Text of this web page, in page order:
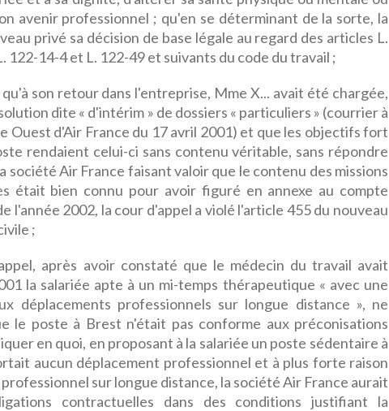
avenir professionnel ; qu'en se déterminant de la sorte, la
privé sa décision de base légale au regard des articles L.
122-14-4 et L. 122-49 et suivants du code du travail ;
son retour dans l'entreprise, Mme X... avait été chargée,
dite « d'intérim » de dossiers « particuliers » (courrier à
Ouest d'Air France du 17 avril 2001) et que les objectifs fort
rendaient celui-ci sans contenu véritable, sans répondre
société Air France faisant valoir que le contenu des missions
était bien connu pour avoir figuré en annexe au compte
l'année 2002, la cour d'appel a violé l'article 455 du nouveau
;
après avoir constaté que le médecin du travail avait
la salariée apte à un mi-temps thérapeutique « avec une
déplacements professionnels sur longue distance », ne
le poste à Brest n'était pas conforme aux préconisations
en quoi, en proposant à la salariée un poste sédentaire à
aucun déplacement professionnel et à plus forte raison
sur longue distance, la société Air France aurait
contractuelles dans des conditions justifiant la